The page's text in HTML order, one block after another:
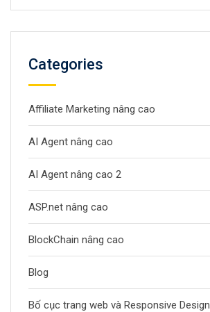
Categories
Affiliate Marketing nâng cao
AI Agent nâng cao
AI Agent nâng cao 2
ASP.net nâng cao
BlockChain nâng cao
Blog
Bố cục trang web và Responsive Design